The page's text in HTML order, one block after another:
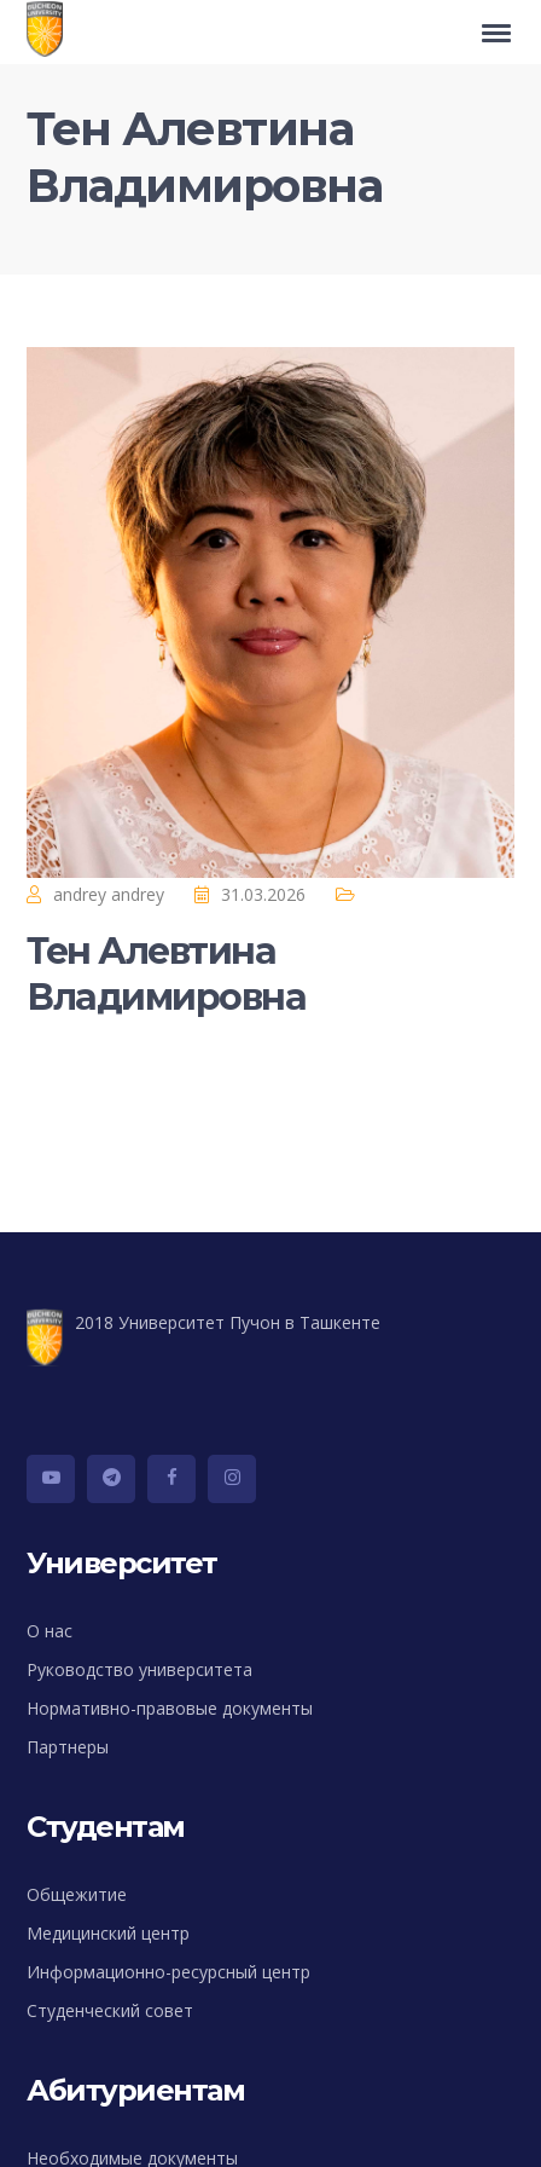
Тен Алевтина
Владимировна
andrey andrey 31.03.2026
Тен Алевтина
Владимировна
2018 Университет Пучон в Ташкенте
Университет
О нас
Руководство университета
Нормативно-правовые документы
Партнеры
Студентам
Общежитие
Медицинский центр
Информационно-ресурсный центр
Студенческий совет
Абитуриентам
Необходимые документы